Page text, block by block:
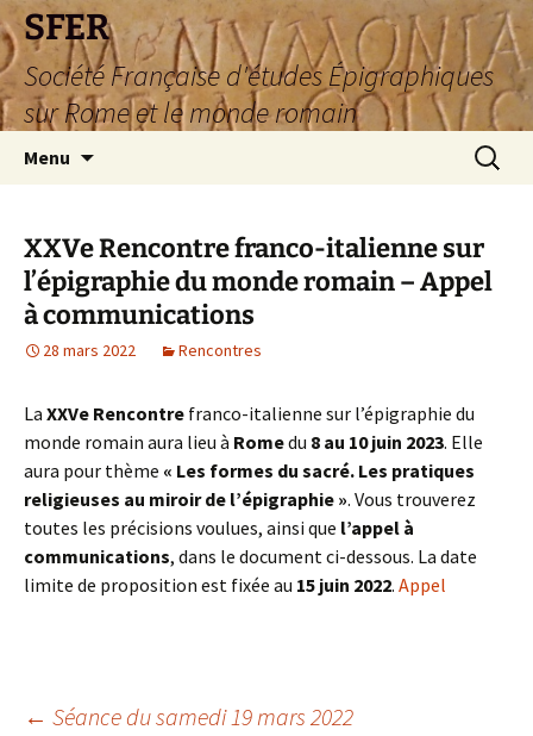
SFER
Société Française d'études Épigraphiques
sur Rome et le monde romain
Menu
XXVe Rencontre franco-italienne sur
l’épigraphie du monde romain – Appel
à communications
28 mars 2022 Rencontres
La XXVe Rencontre franco-italienne sur l’épigraphie du
monde romain aura lieu à Romedu 8 au 10 juin 2023. Elle
aura pour thème « Les formes du sacré. Les pratiques
religieuses au miroir de l’épigraphie ». Vous trouverez
toutes les précisions voulues, ainsi que l’appel à
communications, dans le document ci-dessous. La date
limite de proposition est fixée au 15 juin 2022. Appel
← Séance du samedi 19 mars 2022